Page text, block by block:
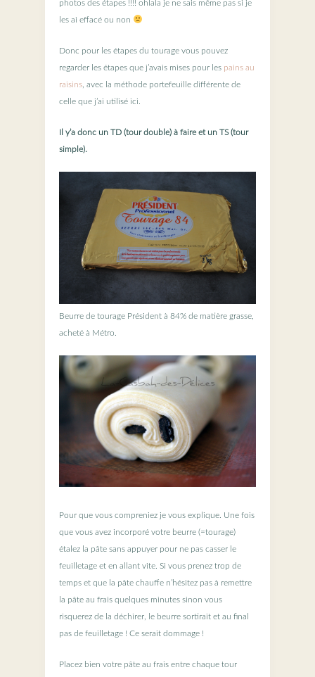
photos des étapes !!!! ohlala je ne sais même pas si je
les ai effacé ou non
Donc pour les étapes du tourage vous pouvez
regarder les étapes que j’avais mises pour les pains au
raisins , avec la méthode portefeuille différente de
celle que j’ai utilisé ici.
Il y’a donc un TD (tour double) à faire et un TS (tour
simple).
Beurre de tourage Président à 84% de matière grasse,
acheté à Métro.
Pour que vous compreniez je vous explique. Une fois
que vous avez incorporé votre beurre (=tourage)
étalez la pâte sans appuyer pour ne pas casser le
feuilletage et en allant vite. Si vous prenez trop de
temps et que la pâte chauffe n’hésitez pas à remettre
la pâte au frais quelques minutes sinon vous
risquerez de la déchirer, le beurre sortirait et au final
pas de feuilletage ! Ce serait dommage !
Placez bien votre pâte au frais entre chaque tour